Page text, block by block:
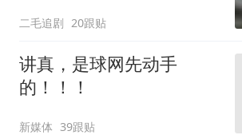
二毛追剧 20跟贴
讲真，是球网先动手
的！！！
新媒体 39跟贴